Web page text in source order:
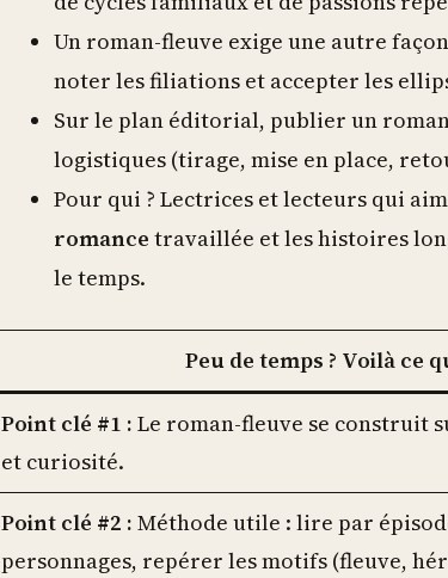
Un roman-fleuve exige une autre
noter les filiations et accepter les
Sur le plan éditorial, publier un
logistiques (tirage, mise en place,
Pour qui ? Lectrices et lecteurs qui
romance travaillée et les histoires
le temps.
Peu de temps ? Voilà ce
Point clé #1 : Le roman-fleuve se construit
et curiosité.
Point clé #2 : Méthode utile : lire par
personnages, repérer les motifs (fleuve,